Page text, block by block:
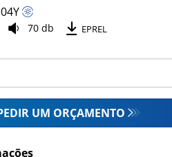
Y
70 db EPREL
UM ORÇAMENTO